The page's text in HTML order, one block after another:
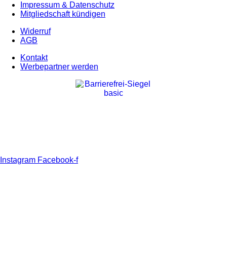
Impressum & Datenschutz
Mitgliedschaft kündigen
Widerruf
AGB
Kontakt
Werbepartner werden
Instagram Facebook-f